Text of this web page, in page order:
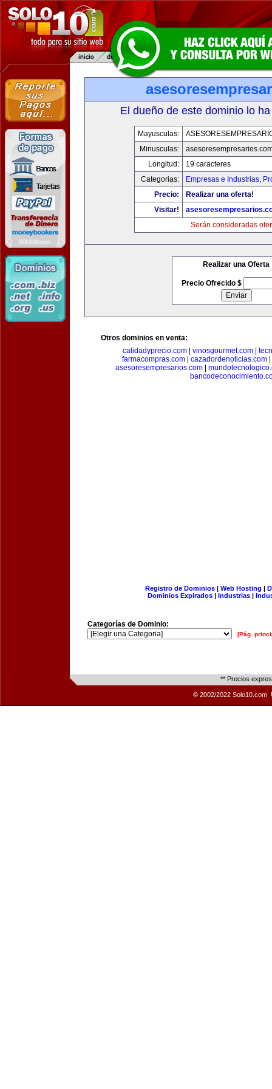
El dueño de este dominio lo
Mayusculas:
Minusculas:
Longitud:
19 caracteres
Categorias:
Empresas e Industrias,
Precio:
Realizar una oferta!
Visitar!
Serán consideradas
Realizar una Oferta
Precio Ofrecido $
Otros dominios en venta:
calidadyprecio.com
vinosgourmet.com
farmacompras.com
cazadordenoticias.com
asesoresempresarios.com
Registro de Dominios| Web Hosting |
Dominios Expirados | Industrias |
Categorías de Dominio:
[Pág.
** Precios
© 2002/2022 Solo10.com